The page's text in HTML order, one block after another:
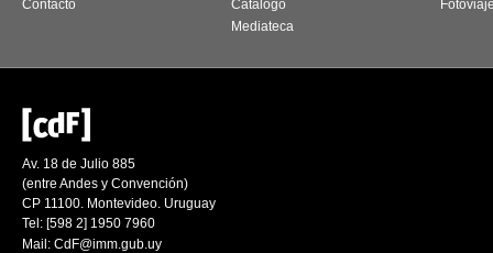
Contacto
Catálogo
Mediateca
Av. 18 de Julio 885
(entre Andes y Convención)
CP 11100. Montevideo. Uruguay
Tel: [598 2] 1950 7960
Mail: CdF@imm.gub.uy